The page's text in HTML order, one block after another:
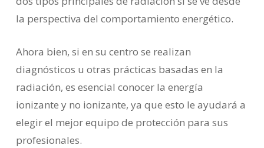
la perspectiva del comportamiento energético.
Ahora bien, si en su centro se realizan
diagnósticos u otras prácticas basadas en la
radiación, es esencial conocer la energía
ionizante y no ionizante, ya que esto le ayudará a
elegir el mejor equipo de protección para sus
profesionales.